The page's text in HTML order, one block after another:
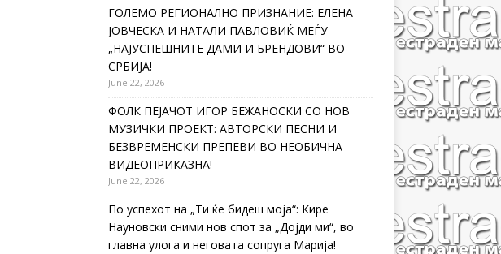
ГОЛЕМО РЕГИОНАЛНО ПРИЗНАНИЕ: ЕЛЕНА
ЈОВЧЕСКА И НАТАЛИ ПАВЛОВИЌ МЕЃУ
„НАЈУСПЕШНИТЕ ДАМИ И БРЕНДОВИ“ ВО
СРБИЈА!
June 22, 2026
ФОЛК ПЕЈАЧОТ ИГОР БЕЖАНОСКИ СО НОВ
МУЗИЧКИ ПРОЕКТ: АВТОРСКИ ПЕСНИ И
БЕЗВРЕМЕНСКИ ПРЕПЕВИ ВО НЕОБИЧНА
ВИДЕОПРИКАЗНА!
June 22, 2026
По успехот на „Ти ќе бидеш моја“: Кире
Науновски сними нов спот за „Дојди ми“, во
главна улога и неговата сопруга Марија!